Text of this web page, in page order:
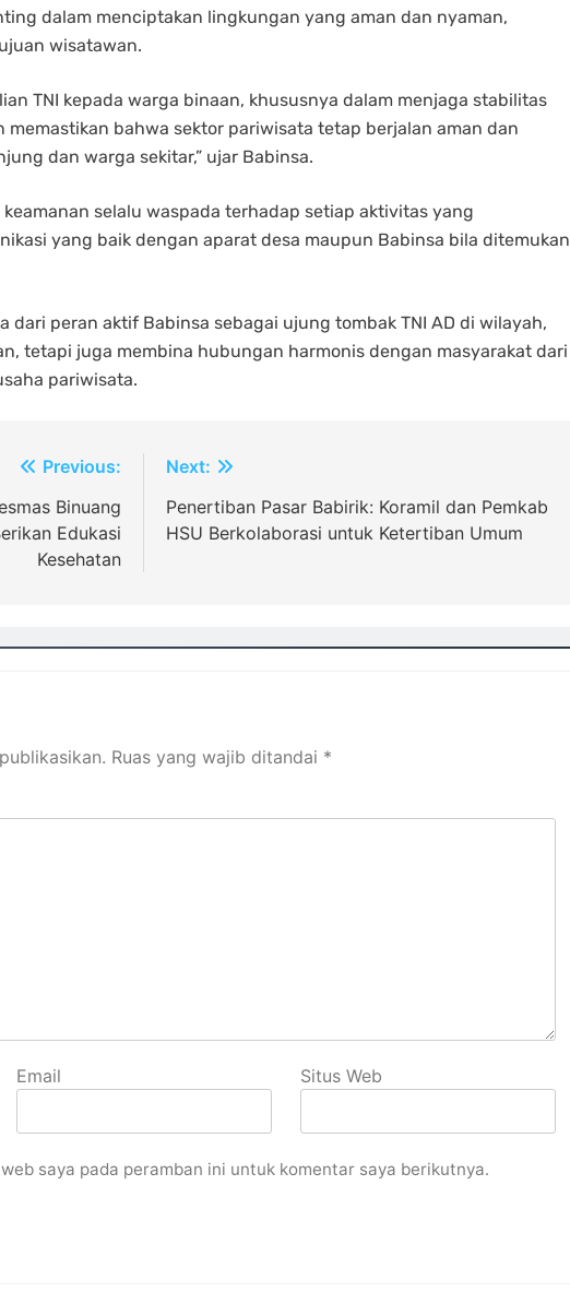
dalam menciptakan lingkungan yang aman dan nyaman,
wisatawan.
TNI kepada warga binaan, khususnya dalam menjaga stabilitas
memastikan bahwa sektor pariwisata tetap berjalan aman dan
dan warga sekitar,” ujar Babinsa.
selalu waspada terhadap setiap aktivitas yang
yang baik dengan aparat desa maupun Babinsa bila ditemukan
dari peran aktif Babinsa sebagai ujung tombak TNI AD di wilayah,
tetapi juga membina hubungan harmonis dengan masyarakat dari
pariwisata.
Previous:
Binuang
Edukasi
Kesehatan
Next:
Penertiban Pasar Babirik: Koramil dan Pemkab
HSU Berkolaborasi untuk Ketertiban Umum
Ruas yang wajib ditandai *
Email Situs Web
saya pada peramban ini untuk komentar saya berikutnya.